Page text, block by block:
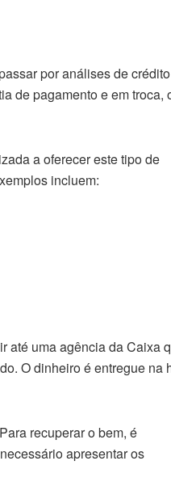
por análises de
de pagamento e em troca,
a oferecer este tipo de
incluem:
até uma agência da Caixa
O dinheiro é entregue na
recuperar o bem, é
apresentar os